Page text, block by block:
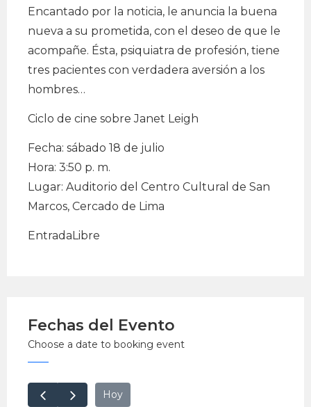
Encantado por la noticia, le anuncia la buena
nueva a su prometida, con el deseo de que le
acompañe. Ésta, psiquiatra de profesión, tiene
tres pacientes con verdadera aversión a los
hombres…
Ciclo de cine sobre Janet Leigh
Fecha: sábado 18 de julio
Hora: 3:50 p. m.
Lugar: Auditorio del Centro Cultural de San
Marcos, Cercado de Lima
EntradaLibre
Fechas del Evento
Choose a date to booking event
Hoy